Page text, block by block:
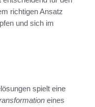
richtigen Ansatz
und sich im
spielt eine
eines